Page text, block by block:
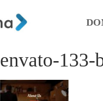
envato-133-